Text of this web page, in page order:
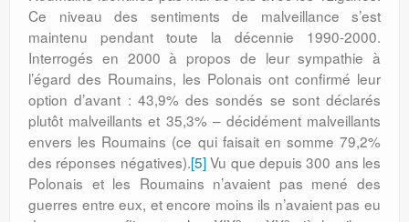
Ce niveau des sentiments de malveillance s’est
maintenu pendant toute la décennie 1990-2000.
Interrogés en 2000 à propos de leur sympathie à
l’égard des Roumains, les Polonais ont confirmé leur
option d’avant : 43,9% des sondés se sont déclarés
plutôt malveillants et 35,3% – décidément mal­veillants
envers les Roumains (ce qui faisait en somme 79,2%
des réponses négatives).[5]Vu que depuis 300 ans les
Polonais et les Roumains n’avaient pas mené des
guerres entre eux, et encore moins ils n’avaient pas eu